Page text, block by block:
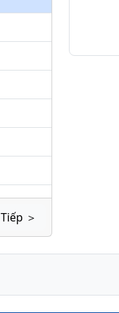
keys
volume.
Tiếp ＞